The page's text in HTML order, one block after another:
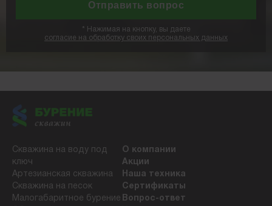
* Нажимая на кнопку, вы даете
согласие на обработку своих персональных данных
Скважина на воду под
ключ
Артезианская скважина
Скважина на песок
Малогабаритное бурение
О компании
Акции
Наша техника
Сертификаты
Вопрос-ответ